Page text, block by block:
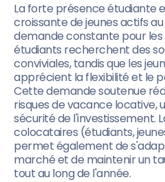
La forte présence étudiante
croissante de jeunes actifs
demande constante pour les
étudiants recherchent des
conviviales, tandis que les
apprécient la flexibilité et le
Cette demande soutenue
risques de vacance locative,
sécurité de l'investissement.
colocataires (étudiants,
permet également de
marché et de maintenir un
tout au long de l'année.